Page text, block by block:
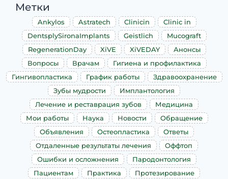
Метки
Ankylos Astratech Clinicin
Clinic in
DentsplySironaImplants
Geistlich
Mucograft
RegenerationDay
XiVE XiVEDAY
Анонсы
Вопросы
Врачам
Гигиена и профилактика
Гингивопластика
График работы
Здравоохранение
Зубы мудрости
Имплантология
Лечение и реставрация зубов
Медицина
Мои работы
Наука Новости
Обращение
Объявления
Остеопластика
Ответы
Отдаленные результаты лечения
Оффтоп
Ошибки и осложнения
Пародонтология
Пациентам
Практика
Протезирование